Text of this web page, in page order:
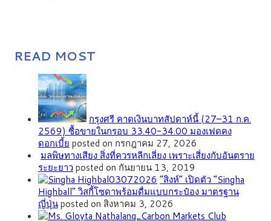
READ MOST
กรุงศรี คาดเงินบาทสัปดาห์นี้ (27–31 ก.ค.
2569) ซื้อขายในกรอบ 33.40-34.00 มองเฟดคง
ดอกเบี้ย posted on กรกฎาคม 27, 2026
มลพิษทางเสียง สิ่งที่ควรหลีกเลี่ยง เพราะเสี่ยงกับอันตราย
ระยะยาวposted on กันยายน 13, 2019
“สิงห์” เปิดตัว “Singha
Highball” วิสกี้โซดาพร้อมดื่มแบบกระป๋อง มาตรฐาน
ญี่ปุ่นposted on สิงหาคม 3, 2026